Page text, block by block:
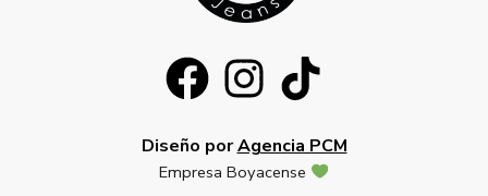
Diseño porAgencia PCM
Empresa Boyacense